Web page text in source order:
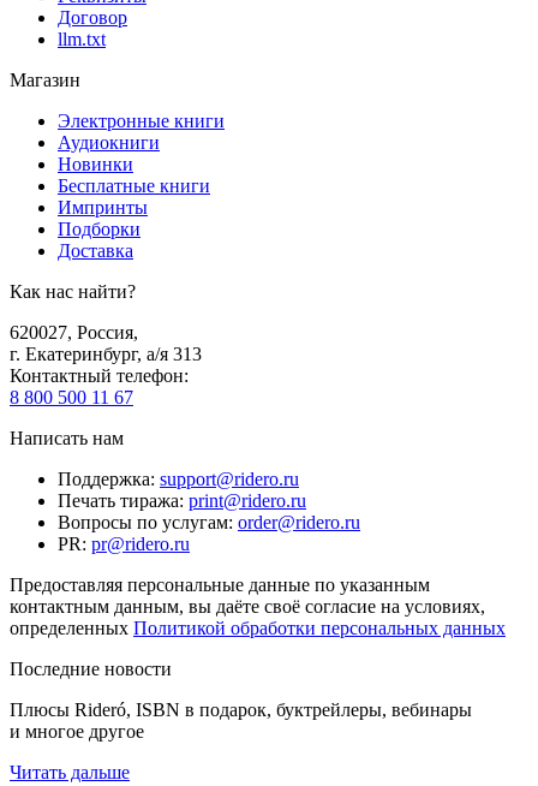
Договор
llm.txt
Магазин
Электронные книги
Аудиокниги
Новинки
Бесплатные книги
Импринты
Подборки
Доставка
Как нас найти?
620027, Россия,
г. Екатеринбург, а/я 313
Контактный телефон:
8 800 500 11 67
Написать нам
Поддержка: support@ridero.ru
Печать тиража: print@ridero.ru
Вопросы по услугам: order@ridero.ru
PR: pr@ridero.ru
Предоставляя персональные данные по указанным
контактным данным, вы даёте своё согласие на условиях,
определенных Политикой обработки персональных данных
Последние новости
Плюсы Rideró, ISBN в подарок, буктрейлеры, вебинары
и многое другое
Читать дальше